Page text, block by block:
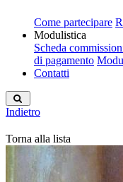
Come partecipare
Modulistica
Scheda
di pagamento
Contatti
Indietro
Torna alla lista